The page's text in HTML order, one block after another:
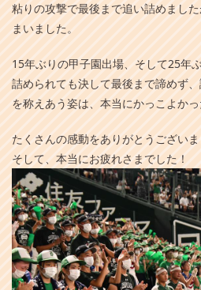
粘りの攻撃で最後まで追い詰めまし
まいました。
15年ぶりの甲子園出場、そして25年
詰められても決して最後まで諦めず
を称えあう姿は、本当にかっこよかっ
たくさんの感動をありがとうございま
そして、本当にお疲れさまでした！